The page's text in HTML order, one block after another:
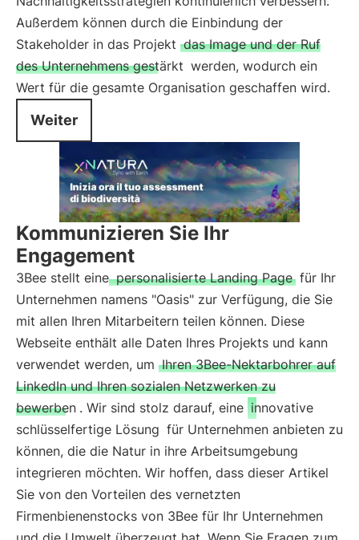
Außerdem können durch die Einbindung der
Stakeholder in das Projekt das Image und der Ruf
des Unternehmens gestärkt werden, wodurch ein
Wert für die gesamte Organisation geschaffen wird.
Weiter
Kommunizieren Sie Ihr
Engagement
3Bee stellt eine personalisierte Landing Page für Ihr
Unternehmen namens "Oasis" zur Verfügung, die Sie
mit allen Ihren Mitarbeitern teilen können. Diese
Webseite enthält alle Daten Ihres Projekts und kann
verwendet werden, um Ihren 3Bee-Nektarbohrer auf
LinkedIn und Ihren sozialen Netzwerken zu
bewerben . Wir sind stolz darauf, eine innovative
schlüsselfertige Lösung für Unternehmen anbieten zu
können, die die Natur in ihre Arbeitsumgebung
integrieren möchten. Wir hoffen, dass dieser Artikel
Sie von den Vorteilen des vernetzten
Firmenbienenstocks von 3Bee für Ihr Unternehmen